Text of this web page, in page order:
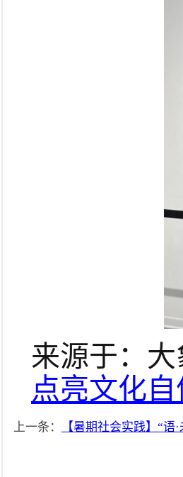
来源于： 大
点亮文化自
上一条： 【暑期社会实践】“